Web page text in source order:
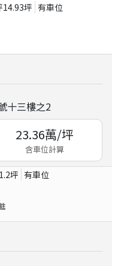
14.93坪 有車位
十三樓之2
23.36萬/坪
含車位計算
坪 有車位